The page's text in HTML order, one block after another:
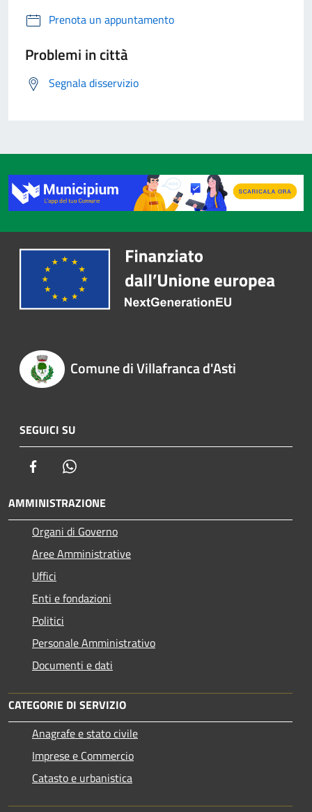
Prenota un appuntamento
Problemi in città
Segnala disservizio
Comune di Villafranca d'Asti
SEGUICI SU
Facebook
AMMINISTRAZIONE
Organi di Governo
Aree Amministrative
Uffici
Enti e fondazioni
Politici
Personale Amministrativo
Documenti e dati
CATEGORIE DI SERVIZIO
Anagrafe e stato civile
Imprese e Commercio
Catasto e urbanistica